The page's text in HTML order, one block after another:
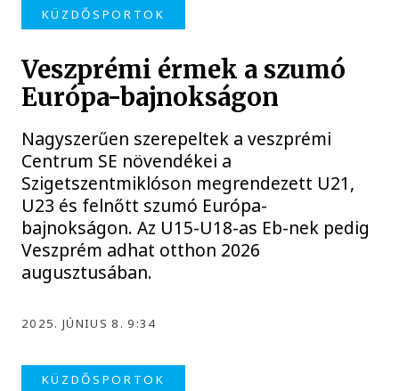
KÜZDŐSPORTOK
Veszprémi érmek a szumó
Európa-bajnokságon
Nagyszerűen szerepeltek a veszprémi
Centrum SE növendékei a
Szigetszentmiklóson megrendezett U21,
U23 és felnőtt szumó Európa-
bajnokságon. Az U15-U18-as Eb-nek pedig
Veszprém adhat otthon 2026
augusztusában.
2025. JÚNIUS 8. 9:34
KÜZDŐSPORTOK